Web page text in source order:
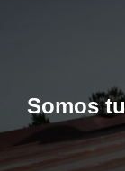
Somos